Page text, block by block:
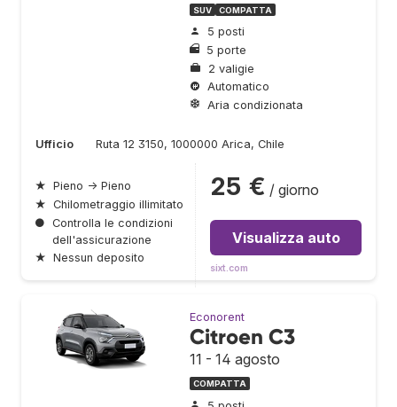
SUV COMPATTA
5 posti
5 porte
2 valigie
Automatico
Aria condizionata
Ufficio Ruta 12 3150, 1000000 Arica, Chile
★ Pieno → Pieno
★ Chilometraggio illimitato
● Controlla le condizioni
dell'assicurazione
★ Nessun deposito
25 € / giorno
Visualizza auto
sixt.com
Econorent
Citroen C3
11 - 14 agosto
COMPATTA